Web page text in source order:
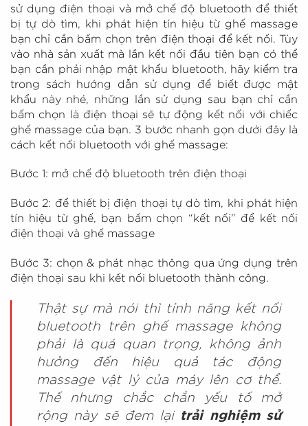
sử dụng điện thoại và mở chế độ bluetooth để thiết
bị tự dò tìm, khi phát hiện tín hiệu từ ghế massage
bạn chỉ cần bấm chọn trên điện thoại để kết nối. Tùy
vào nhà sản xuất mà lần kết nối đầu tiên bạn có thể
bạn cần phải nhập mật khẩu bluetooth, hãy kiểm tra
trong sách hướng dẫn sử dụng để biết được mật
khẩu này nhé, những lần sử dụng sau bạn chỉ cần
bấm chọn là điện thoại sẽ tự động kết nối với chiếc
ghế massage của bạn. 3 bước nhanh gọn dưới đây là
cách kết nối bluetooth với ghế massage:
Bước 1: mở chế độ bluetooth trên điện thoại
Bước 2: để thiết bị điện thoại tự dò tìm, khi phát hiện
tín hiệu từ ghế, bạn bấm chọn “kết nối” để kết nối
điện thoại và ghế massage
Bước 3: chọn & phát nhạc thông qua ứng dụng trên
điện thoại sau khi kết nối bluetooth thành công.
Thật sự mà nói thì tính năng kết nối
bluetooth trên ghế massage không
phải là quá quan trọng, không ảnh
hưởng đến hiệu quả tác động
massage vật lý của máy lên cơ thể.
Thế nhưng chắc chắn yếu tố mở
rộng này sẽ đem lại trải nghiệm sử